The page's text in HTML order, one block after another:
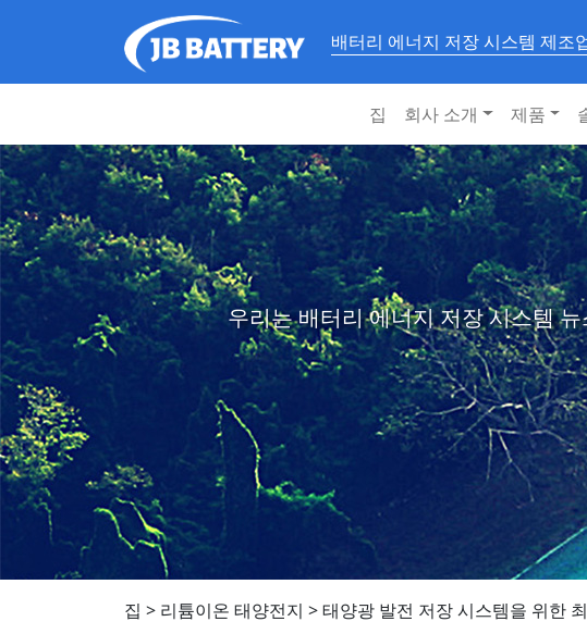
배터리 에너지 저장 시스템 제조
집 회사 소개 제품
우리는 배터리 에너지 저장 시스템
집 > 리튬이온 태양전지 >태양광 발전 저장 시스템을 위한